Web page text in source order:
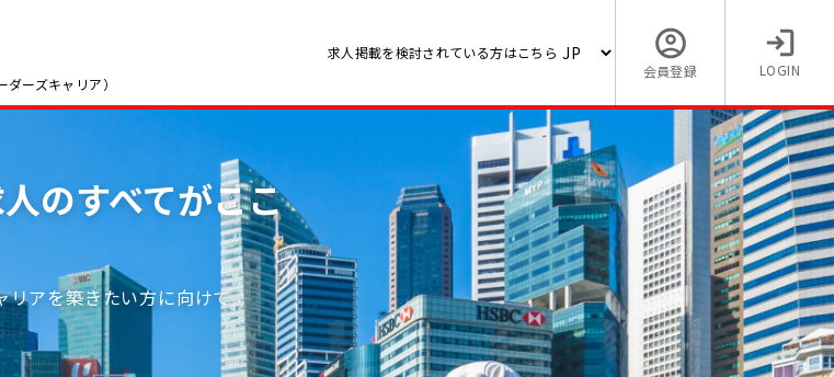
ーズキャリア）
求人掲載を検討されている方はこちら
会員登録
LOGIN
のすべてがここ
リアを築きたい方に向けて